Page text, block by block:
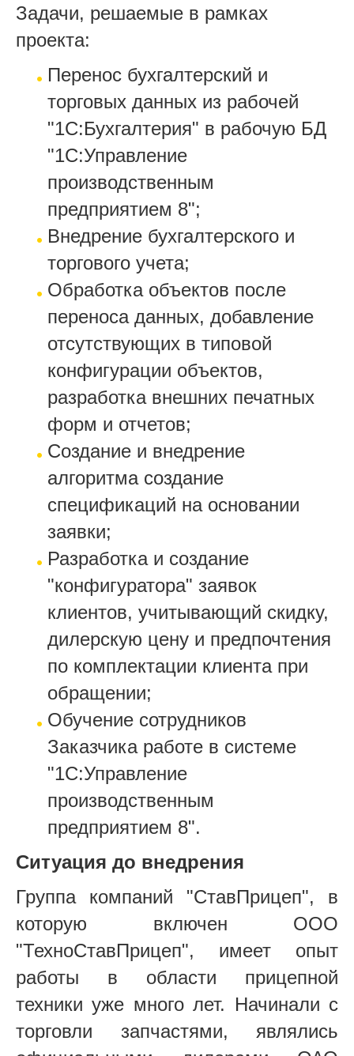
Задачи, решаемые в рамках
проекта:
Перенос бухгалтерский и
торговых данных из рабочей
"1С:Бухгалтерия" в рабочую БД
"1С:Управление
производственным
предприятием 8";
Внедрение бухгалтерского и
торгового учета;
Обработка объектов после
переноса данных, добавление
отсутствующих в типовой
конфигурации объектов,
разработка внешних печатных
форм и отчетов;
Создание и внедрение
алгоритма создание
спецификаций на основании
заявки;
Разработка и создание
"конфигуратора" заявок
клиентов, учитывающий скидку,
дилерскую цену и предпочтения
по комплектации клиента при
обращении;
Обучение сотрудников
Заказчика работе в системе
"1С:Управление
производственным
предприятием 8".
Ситуация до внедрения
Группа компаний "СтавПрицеп", в
которую включен ООО
"ТехноСтавПрицеп", имеет опыт
работы в области прицепной
техники уже много лет. Начинали с
торговли запчастями, являлись